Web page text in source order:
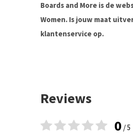
Boards and More is de
Women. Is jouw maat
klantenservice op.
Reviews
0 / 5